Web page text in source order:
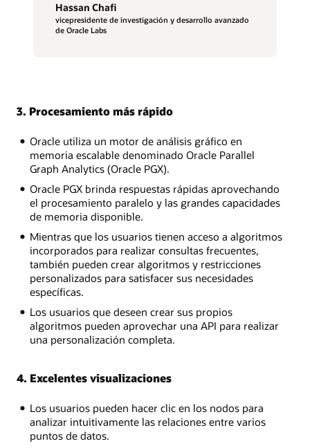
Hassan Chafi
vicepresidente de investigación y desarrollo avanzado
de Oracle Labs
3. Procesamiento más rápido
Oracle utiliza un motor de análisis gráfico en
memoria escalable denominado Oracle Parallel
Graph Analytics (Oracle PGX).
Oracle PGX brinda respuestas rápidas aprovechando
el procesamiento paralelo y las grandes capacidades
de memoria disponible.
Mientras que los usuarios tienen acceso a algoritmos
incorporados para realizar consultas frecuentes,
también pueden crear algoritmos y restricciones
personalizados para satisfacer sus necesidades
específicas.
Los usuarios que deseen crear sus propios
algoritmos pueden aprovechar una API para realizar
una personalización completa.
4. Excelentes visualizaciones
Los usuarios pueden hacer clic en los nodos para
analizar intuitivamente las relaciones entre varios
puntos de datos.